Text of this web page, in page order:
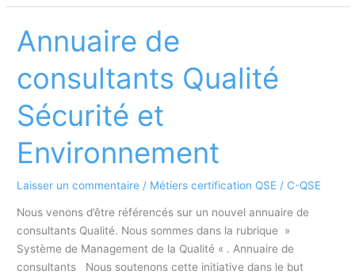
par
:
villes
Annuaire de
consultants Qualité
Sécurité et
Environnement
Laisser un commentaire / Métiers certification QSE / C-QSE
Nous venons d’être référencés sur un nouvel annuaire de
consultants Qualité. Nous sommes dans la rubrique »
Système de Management de la Qualité « . Annuaire de
consultants Nous soutenons cette initiative dans le but